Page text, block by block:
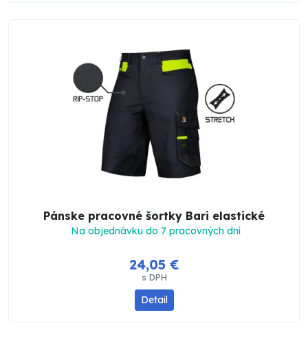
Pánske pracovné šortky Bari elastické
Na objednávku do 7 pracovných dní
24,05 €
s DPH
Detail